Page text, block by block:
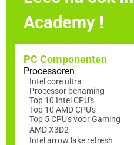
Academy !
PC Componenten
Processoren
Intel core ultra
Processor benaming
Top 10 Intel CPU's
Top 10 AMD CPU's
Top 5 CPU's voor Gaming
AMD X3D2
Intel arrow lake refresh